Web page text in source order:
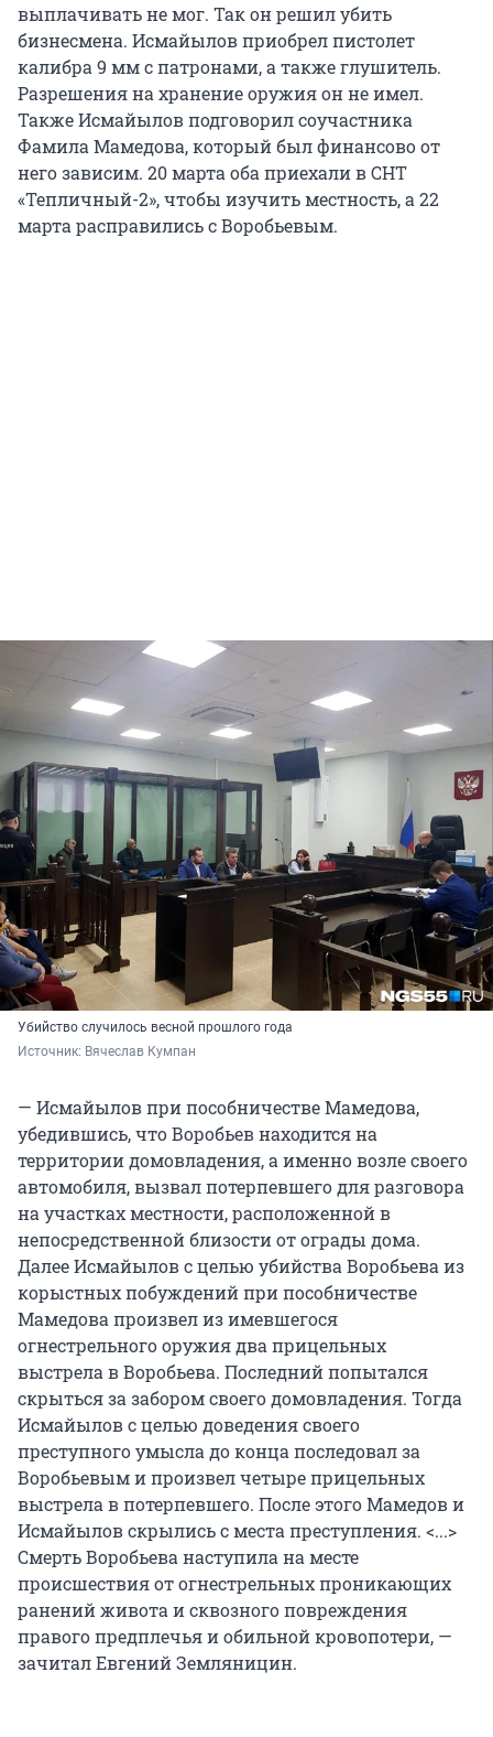
выплачивать не мог. Так он решил убить
бизнесмена. Исмайылов приобрел пистолет
калибра 9 мм с патронами, а также глушитель.
Разрешения на хранение оружия он не имел.
Также Исмайылов подговорил соучастника
Фамила Мамедова, который был финансово от
него зависим. 20 марта оба приехали в СНТ
«Тепличный-2», чтобы изучить местность, а 22
марта расправились с Воробьевым.
Убийство случилось весной прошлого года
Источник: Вячеслав Кумпан
— Исмайылов при пособничестве Мамедова,
убедившись, что Воробьев находится на
территории домовладения, а именно возле своего
автомобиля, вызвал потерпевшего для разговора
на участках местности, расположенной в
непосредственной близости от ограды дома.
Далее Исмайылов с целью убийства Воробьева из
корыстных побуждений при пособничестве
Мамедова произвел из имевшегося
огнестрельного оружия два прицельных
выстрела в Воробьева. Последний попытался
скрыться за забором своего домовладения. Тогда
Исмайылов с целью доведения своего
преступного умысла до конца последовал за
Воробьевым и произвел четыре прицельных
выстрела в потерпевшего. После этого Мамедов и
Исмайылов скрылись с места преступления. <...>
Смерть Воробьева наступила на месте
происшествия от огнестрельных проникающих
ранений живота и сквозного повреждения
правого предплечья и обильной кровопотери, —
зачитал Евгений Земляницин.